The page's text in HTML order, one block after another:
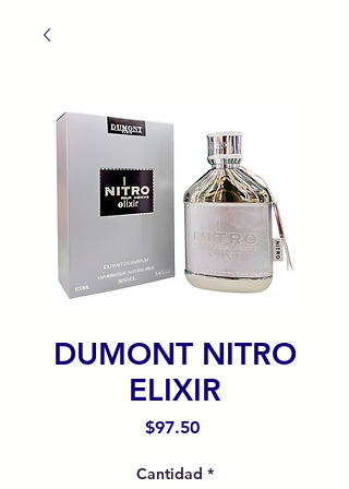
DUMONT NITRO
ELIXIR
$97.50Precio
Cantidad *